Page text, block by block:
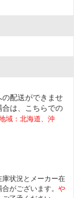
配送ができませ
は、こちらでの
域：北海道、沖
状況とメーカー在
がございます。 や